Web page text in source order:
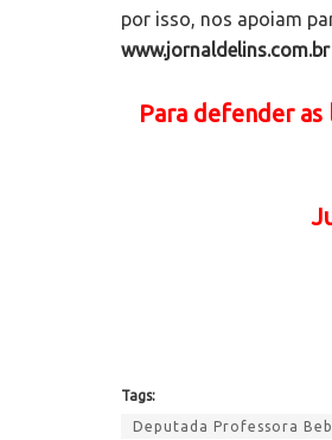
por isso, nos apoiam
www.jornaldelins.com.br
Para defender as
Tags:
Deputada Professora